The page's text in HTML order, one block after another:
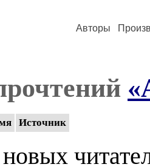
Авторы
Источник
новых